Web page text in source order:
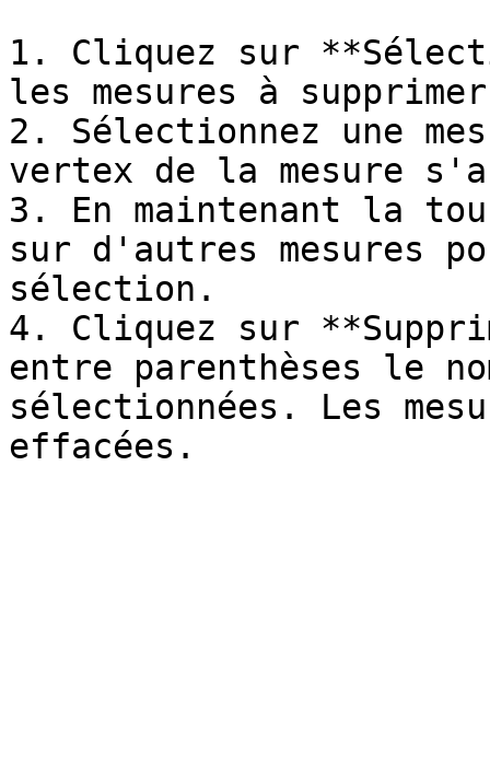
1. Cliquez sur
les mesures à
2. Sélectionnez une
vertex de la mesure
3. En maintenant la
sur d'autres mesures
sélection.
4. Cliquez sur
entre parenthèses le
sélectionnées. Les